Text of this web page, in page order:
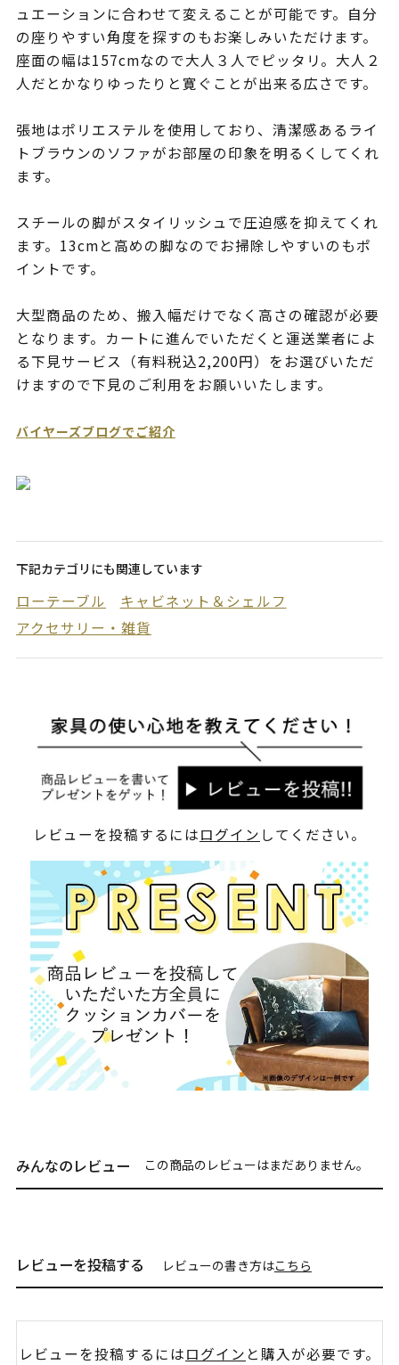
ュエーションに合わせて変えることが可能です。自分
の座りやすい角度を探すのもお楽しみいただけます。
座面の幅は157cmなので大人３人でピッタリ。大人２
人だとかなりゆったりと寛ぐことが出来る広さです。
張地はポリエステルを使用しており、清潔感あるライ
トブラウンのソファがお部屋の印象を明るくしてくれ
ます。
スチールの脚がスタイリッシュで圧迫感を抑えてくれ
ます。13cmと高めの脚なのでお掃除しやすいのもポ
イントです。
大型商品のため、搬入幅だけでなく高さの確認が必要
となります。カートに進んでいただくと運送業者によ
る下見サービス（有料税込2,200円）をお選びいただ
けますので下見のご利用をお願いいたします。
バイヤーズブログでご紹介
下記カテゴリにも関連しています
ローテーブル
キャビネット＆シェルフ
アクセサリー・雑貨
レビューを投稿するにはログイン してください。
みんなのレビュー この商品のレビューはまだありません。
レビューを投稿する レビューの書き方はこちら
レビューを投稿するにはログイン と購入が必要です。